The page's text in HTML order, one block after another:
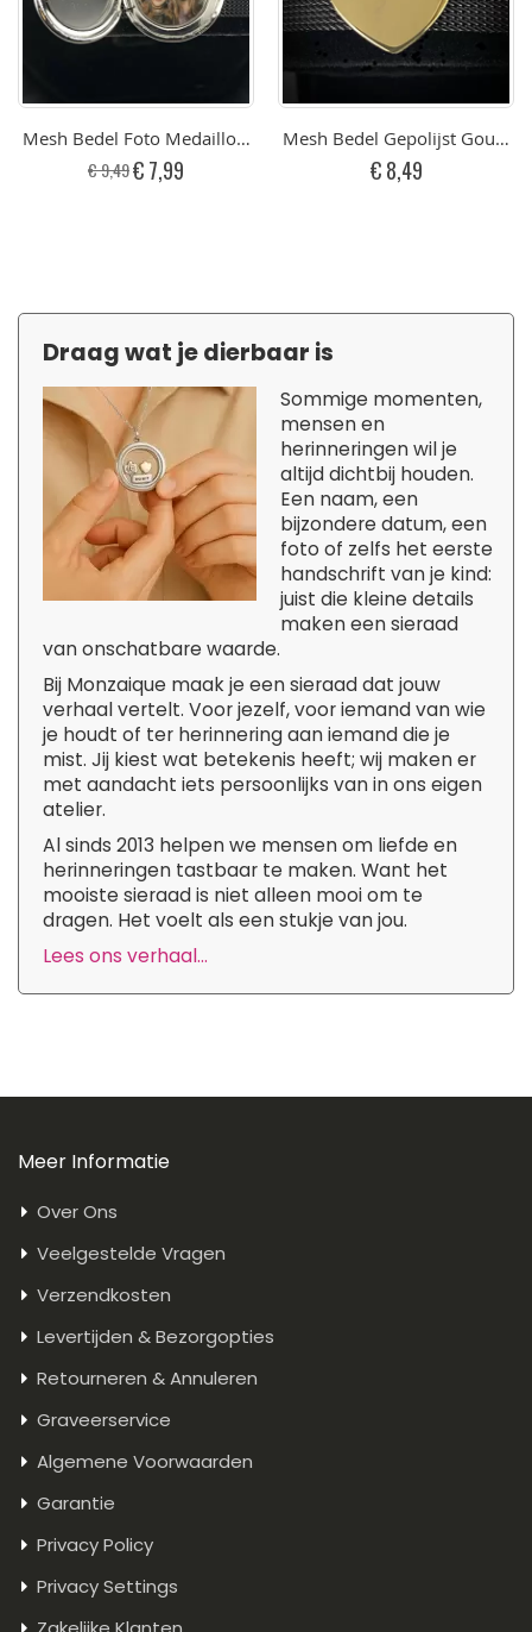
Mesh Bedel Foto Medaillon voor de Mesh Armband
€ 9,49Speciale
prijs
€ 7,99
Mesh Bedel Gepolijst
€ 8,49
Draag wat je dierbaar is
Sommige momenten,
mensen en
herinneringen wil je
altijd dichtbij houden.
Een naam, een
bijzondere datum, een
foto of zelfs het eerste
handschrift van je kind:
juist die kleine details
maken een sieraad
van onschatbare waarde.
Bij Monzaique maak je een sieraad dat jouw
verhaal vertelt. Voor jezelf, voor iemand van wie
je houdt of ter herinnering aan iemand die je
mist. Jij kiest wat betekenis heeft; wij maken er
met aandacht iets persoonlijks van in ons eigen
atelier.
Al sinds 2013 helpen we mensen om liefde en
herinneringen tastbaar te maken. Want het
mooiste sieraad is niet alleen mooi om te
dragen. Het voelt als een stukje van jou.
Lees ons verhaal...
Meer Informatie
Over Ons
Veelgestelde Vragen
Verzendkosten
Levertijden & Bezorgopties
Retourneren & Annuleren
Graveerservice
Algemene Voorwaarden
Garantie
Privacy Policy
Privacy Settings